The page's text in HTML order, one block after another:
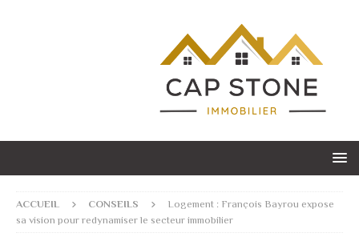
ACCUEIL CONSEILS
Logement : François Bayrou expose
sa vision pour redynamiser le secteur immobilier